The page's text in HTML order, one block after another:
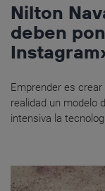
Nilton
deben
Emprender es
realidad un modelo
intensiva la